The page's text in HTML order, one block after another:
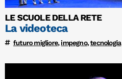
LE SCUOLE DELLA RETE
La videoteca
futuro migliore,impegno,tecnologia